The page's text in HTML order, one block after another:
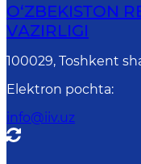
O‘ZBЕKISTON
VАZIRLIGI
100029, Toshkent
Elektron pochta:
info@iiv.uz